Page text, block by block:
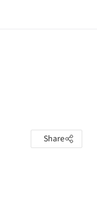
Share